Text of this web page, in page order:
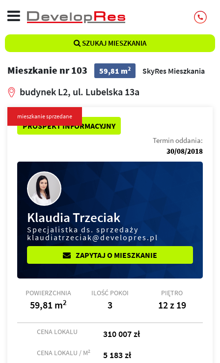
SZUKAJ MIESZKANIA
Mieszkanie nr 103 59,81 m2 SkyRes Mieszkania
budynek L2, ul. Lubelska 13a
PROSPEKT INFORMACYJNY
mieszkanie sprzedane
Termin oddania:
30/08/2018
Klaudia Trzeciak
Specjalistka ds. sprzedaży
klaudiatrzeciak@developres.pl
ZAPYTAJ O MIESZKANIE
POWIERZCHNIA
59,81 m2
ILOŚĆ POKOI
3
PIĘTRO
12 z 19
CENA LOKALU 310 007 zł
CENA LOKALU / M2 5 183 zł